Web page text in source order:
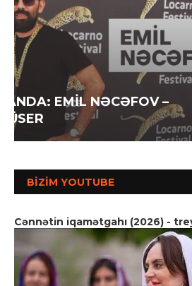
İRİ PLANDA: İLAHƏ
AKTRİSA
BIZIM YOUTUBE
Cənnətin iqamətgahı (2026) -